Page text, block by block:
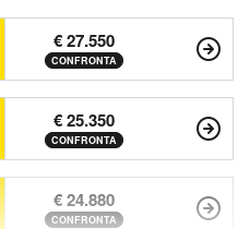
€ 27.550
CONFRONTA
€ 25.350
CONFRONTA
€ 24.880
CONFRONTA